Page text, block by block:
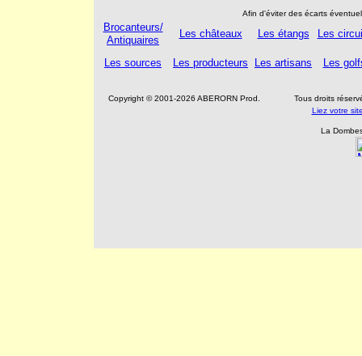
Afin d'éviter des écarts
Brocanteurs/
Antiquaires
Les châteaux Les étangs Les
Les sources Les producteurs Les artisans Les
Copyright © 2001-2026 ABERORN Prod.
Tous droits
Liez votre
La